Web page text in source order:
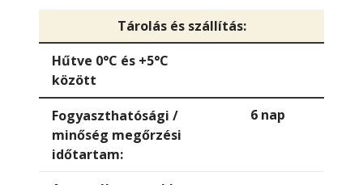
Tárolás és szállítás:
Hűtve 0°C és +5°C
között
Fogyaszthatósági /
minőség megőrzési
időtartam:
6 nap